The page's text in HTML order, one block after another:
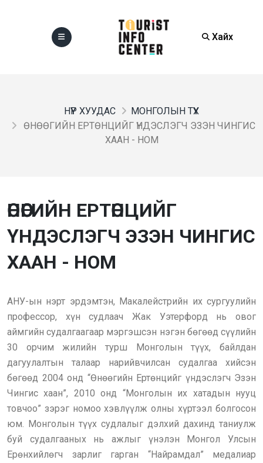
Хайх
НҮҮР ХУУДАС
МОНГОЛЫН ТҮҮХ
ӨНӨӨГИЙН ЕРТӨНЦИЙГ ҮНДЭСЛЭГЧ ЭЗЭН ЧИНГИС
ХААН - НОМ
ӨНӨӨГИЙН ЕРТӨНЦИЙГ
ҮНДЭСЛЭГЧ ЭЗЭН ЧИНГИС
ХААН - НОМ
АНУ-ын нэрт эрдэмтэн, Макалейстрийн их сургуулийн
профессор, хүн судлаач Жак Уэтерфорд нь овог
аймгийн судалгаагаар мэргэшсэн нэгэн бөгөөд сүүлийн
30 орчим жилийн турш Монголын түүх, байлдан
дагуулалтын талаар нарийвчилсан судалгаа хийсэн
бөгөөд 2004 онд “Өнөөгийн Ертөнцийг үндэслэгч Эзэн
Чингис хаан”, 2010 онд “Монголын их хатадын нууц
товчоо” зэрэг номоо хэвлүүлж олны хүртээл болгосон
юм. Монголын түүх судлалыг дэлхий дахинд таниулж
буй судалгааных нь ажлыг үнэлэн Монгол Улсын
Ерөнхийлөгч зарлиг гарган “Найрамдал” медалиар